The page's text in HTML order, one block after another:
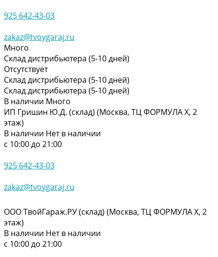
925 642-43-03
zakaz@tvoygaraj.ru
Много
Склад дистрибьютера (5-10 дней)
Отсутствует
Склад дистрибьютера (5-10 дней)
Склад дистрибьютера (5-10 дней)
В наличии Много
ИП Гришин Ю.Д. (склад) (Москва, ТЦ ФОРМУЛА Х, 2
этаж)
В наличии Нет в наличии
с 10:00 до 21:00
925 642-43-03
zakaz@tvoygaraj.ru
ООО ТвойГараж.РУ (склад) (Москва, ТЦ ФОРМУЛА Х, 2
этаж)
В наличии Нет в наличии
с 10:00 до 21:00